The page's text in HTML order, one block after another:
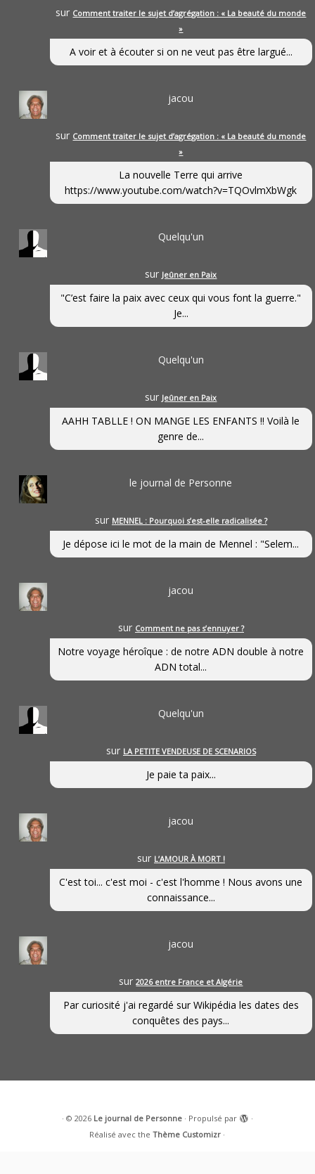
sur Comment traiter le sujet d’agrégation : « La beauté du monde
»
A voir et à écouter si on ne veut pas être largué...
jacou
sur Comment traiter le sujet d’agrégation : « La beauté du monde
»
La nouvelle Terre qui arrive
https://www.youtube.com/watch?v=TQOvlmXbWgk
Quelqu'un
sur Jeûner en Paix
"C’est faire la paix avec ceux qui vous font la guerre."
Je...
Quelqu'un
sur Jeûner en Paix
AAHH TABLLE ! ON MANGE LES ENFANTS !! Voilà le
genre de...
le journal de Personne
sur MENNEL : Pourquoi s’est-elle radicalisée ?
Je dépose ici le mot de la main de Mennel : "Selem...
jacou
sur Comment ne pas s’ennuyer ?
Notre voyage héroîque : de notre ADN double à notre
ADN total...
Quelqu'un
sur LA PETITE VENDEUSE DE SCENARIOS
Je paie ta paix...
jacou
sur L’AMOUR À MORT !
C'est toi... c'est moi - c'est l'homme ! Nous avons une
connaissance...
jacou
sur2026 entre France et Algérie
Par curiosité j'ai regardé sur Wikipédia les dates des
conquêtes des pays...
· © 2026 Le journal de Personne· Propulsé par
·
Réalisé avec theThème Customizr ·